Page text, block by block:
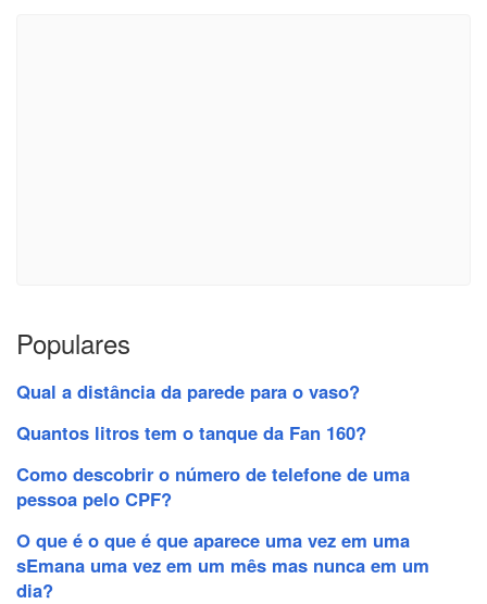
Populares
Qual a distância da parede para o vaso?
Quantos litros tem o tanque da Fan 160?
Como descobrir o número de telefone de uma
pessoa pelo CPF?
O que é o que é que aparece uma vez em uma
sEmana uma vez em um mês mas nunca em um
dia?